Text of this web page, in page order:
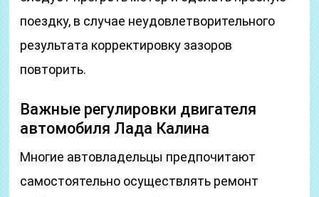
поездку, в случае неудовлетворительного
результата корректировку зазоров
повторить.
Важные регулировки двигателя
автомобиля Лада Калина
Многие автовладельцы предпочитают
самостоятельно осуществлять ремонт